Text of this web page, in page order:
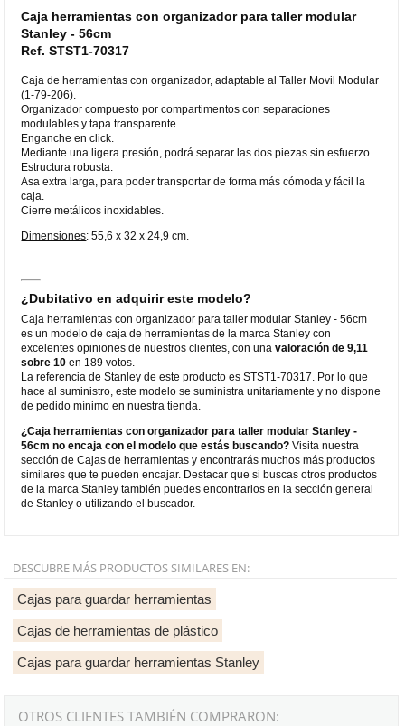
Caja herramientas con organizador para taller modular
Stanley - 56cm
Ref. STST1-70317
Caja de herramientas con organizador, adaptable al Taller Movil Modular
(1-79-206).
Organizador compuesto por compartimentos con separaciones
modulables y tapa transparente.
Enganche en click.
Mediante una ligera presión, podrá separar las dos piezas sin esfuerzo.
Estructura robusta.
Asa extra larga, para poder transportar de forma más cómoda y fácil la
caja.
Cierre metálicos inoxidables.
Dimensiones: 55,6 x 32 x 24,9 cm.
¿Dubitativo en adquirir este modelo?
Caja herramientas con organizador para taller modular Stanley - 56cm
es un modelo de caja de herramientas de la marca Stanley con
excelentes opiniones de nuestros clientes, con unavaloración de 9,11
sobre 10 en 189 votos.
La referencia de Stanley de este producto es STST1-70317. Por lo que
hace al suministro, este modelo se suministra unitariamente y no dispone
de pedido mínimo en nuestra tienda.
¿Caja herramientas con organizador para taller modular Stanley -
56cm no encaja con el modelo que estás buscando? Visita nuestra
sección de Cajas de herramientas y encontrarás muchos más productos
similares que te pueden encajar. Destacar que si buscas otros productos
de la marca Stanley también puedes encontrarlos en la sección general
de Stanley o utilizando el buscador.
DESCUBRE MÁS PRODUCTOS SIMILARES EN:
Cajas para guardar herramientas
Cajas de herramientas de plástico
Cajas para guardar herramientas Stanley
OTROS CLIENTES TAMBIÉN COMPRARON: